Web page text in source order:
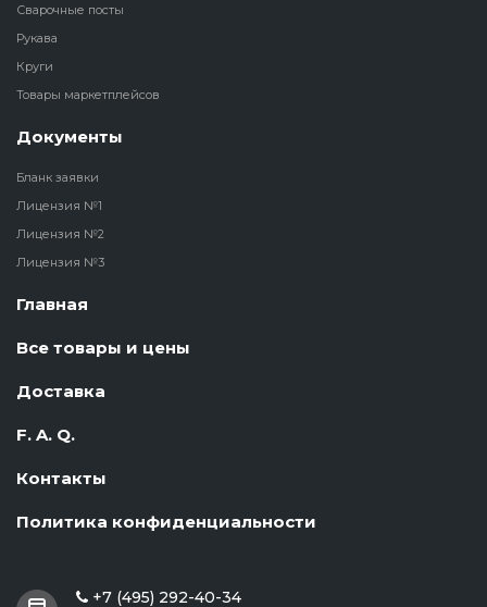
Сварочные посты
Рукава
Круги
Товары маркетплейсов
Документы
Бланк заявки
Лицензия №1
Лицензия №2
Лицензия №3
Главная
Все товары и цены
Доставка
F. A. Q.
Контакты
Политика конфиденциальности
 +7 (495) 292-40-34